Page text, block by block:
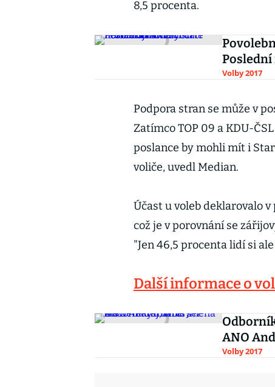
8,5 procenta.
Volby 2017
Podpora stran se může v
Zatímco TOP 09 a KDU-
poslance by mohli mít i
voliče, uvedl Median.
Účast u voleb deklarovalo
což je v porovnání se
"Jen 46,5 procenta lidí si
Další informace o
ANO
Volby 2017